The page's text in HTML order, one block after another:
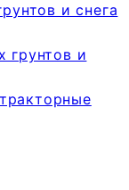
и снега
грунтов и